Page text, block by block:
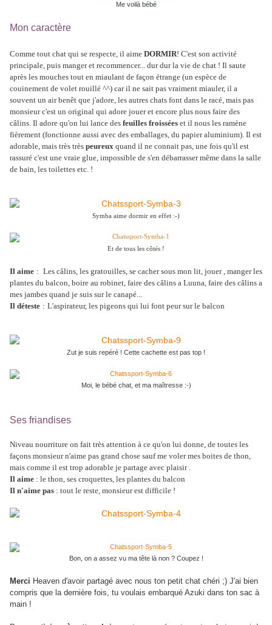
Me voilà bébé
Mon caractère
Comme tout chat qui se respecte, il aime DORMIR! C'est son activité
principale, puis manger et recommencer... dur dur la vie de chat ! Il saute
après les mouches tout en miaulant de façon étrange (un espèce de
couinement de volet rouillé ^^) car il ne sait pas vraiment miauler, il a
souvent un air benêt que j'adore, les autres chats font dans le racé, mais pas
monsieur c'est un original qui adore jouer et encore plus nous faire des
câlins. Il adore qu'on lui lance des feuilles froissées et il nous les ramène
fièrement (fonctionne aussi avec des emballages, du papier aluminium). Il est
adorable, mais très très peureux quand il ne connait pas, une fois qu'il est
rassuré c'est une vraie glue, impossible de s'en débarrasser même dans la salle
de bain, les toilettes etc. !
Symba aime dormir en effet :-)
Et de tous les côtés !
Il aime : Les câlins, les gratouilles, se cacher sous mon lit, jouer , manger les
plantes du balcon, boire au robinet, faire des câlins a Luuna, faire des câlins a
mes jambes quand je suis sur le canapé...
Il déteste : L'aspirateur, les pigeons qui lui font peur sur le balcon
Zut je suis repéré ! Cette cachette est pas top !
Moi, le bébé chat, et ma maîtresse :-)
Ses friandises
Niveau nourriture on fait très attention à ce qu'on lui donne, de toutes les
façons monsieur n'aime pas grand chose sauf me voler mes boites de thon,
mais comme il est trop adorable je partage avec plaisir .
Il aime : le thon, ses croquettes, les plantes du balcon
Il n'aime pas : tout le reste, monsieur est difficile !
Bon, on a assez vu ma tête là non ? Coupez !
Merci Heaven d'avoir partagé avec nous ton petit chat chéri ;) J'ai bien
compris que la dernière fois, tu voulais embarqué Azuki dans ton sac à
main !